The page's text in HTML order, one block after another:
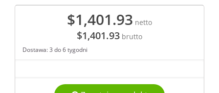
$1,401.93 netto
$1,401.93 brutto
Dostawa: 3 do 6 tygodni